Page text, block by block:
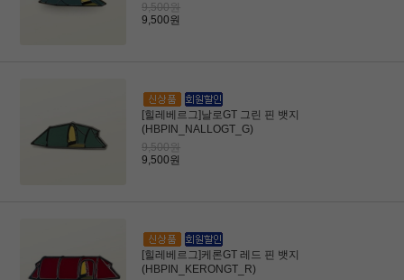
9,500원
9,500원
[힐레베르그]날로GT 그린 핀 뱃지
(HBPIN_NALLOGT_G)
9,500원
9,500원
[힐레베르그]케론GT 레드 핀 뱃지
(HBPIN_KERONGT_R)